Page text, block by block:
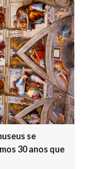
se
30 anos que